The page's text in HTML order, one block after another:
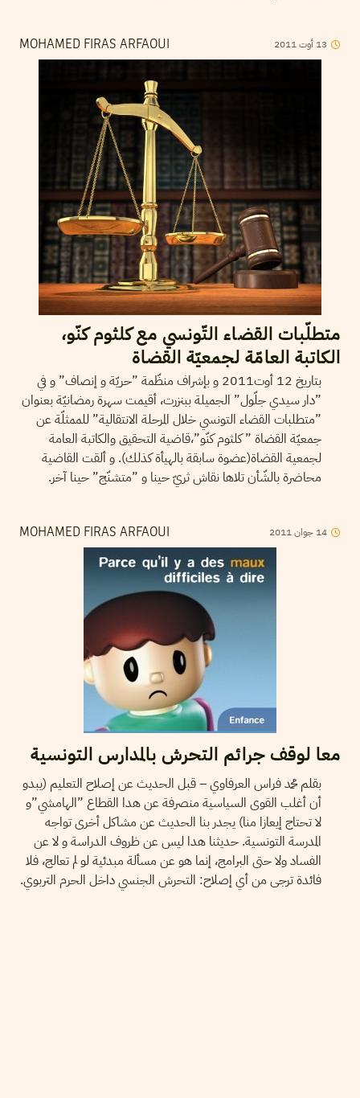
MOHAMED FIRAS ARFAOUI 13 أوت2011
متطلّبات القضاء التّونسي مع كلثوم كنّو،
الكاتبة العامّة لجمعيّة القضاة
بتاريخ 12 أوت2011 و بإشراف منظّمة ”حريّة و إنصاف” و في
”دار سيدي جلّول” الجميلة ببنزرت، أقيمت سهرة رمضانيّة بعنوان
”متطلبات القضاء التونسي خلال المرحلة الانتقالية” للممثلّة عن
جمعيّة القضاة ” كلثوم كنّو”،قاضية التحقيق والكاتبة العامة
لجمعية القضاة(عضوة سابقة بالهيأة كذلك). و ألقت القاضية
محاضرة بالشّأن تلاها نقاش ثريّ حينا و ”متشنّج” حينا آخر.
MOHAMED FIRAS ARFAOUI 14 جوان2011
معا لوقف جرائم التحرش بالمدارس التونسية
بقلم محمد فراس العرفاوي – قبل الحديث عن إصلاح التعليم (يبدو
أن أغلب القوى السياسية منصرفة عن هدا القطاع ”الهامشي”و
لا تحتاج إيعازا منا) يجدر بنا الحديث عن مشاكل أخرى تواجه
المدرسة التونسية. حديثنا هدا ليس عن ظروف الدراسة و لا عن
الفساد ولا حتى البرامج، إنما هو عن مسألة مبدئية لو لم تعالج، فلا
فائدة ترجى من أي إصلاح: التحرش الجنسي داخل الحرم التربوي.